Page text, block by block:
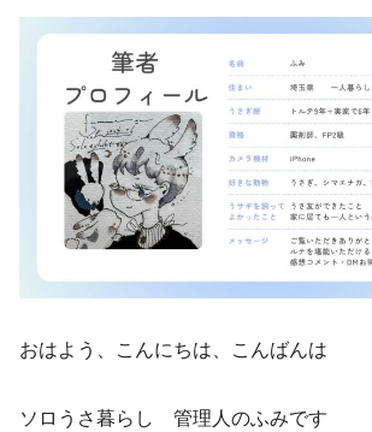
おはよう、こんにちは、こんばんは
ソロうさ暮らし 管理人のふみです